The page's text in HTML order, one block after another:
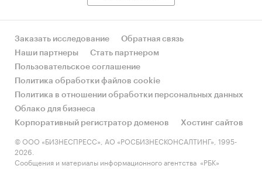
Заказать исследование
Обратная связь
Наши партнеры
Стать партнером
Пользовательское соглашение
Политика обработки файлов cookie
Политика в отношении обработки персональных данных
Облако для бизнеса
Корпоративный регистратор доменов
Хостинг сайтов
© ООО «БИЗНЕСПРЕСС», АО «РОСБИЗНЕСКОНСАЛТИНГ», 1995-
2026.
Сообщения и материалы информационного агентства «РБК»